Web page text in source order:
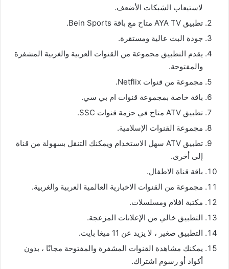
لاستيعاب الشبكات الأضعف.
تطبيق AYA TV متاح مع باقة Bein Sports.
جودة البث عالية ومستقرة.
يقدم التطبيق مجموعة من القنوات العربية والغربية المشفرة
والمفتوحة.
مجموعة من قنوات Netflix.
باقة خاصة بمجموعة قنوات ام بي سي.
تطبيق ATV متاح في حزمة قنوات SSC.
مجموعة القنوات الإسلامية.
تطبيق ATV سهل الاستخدام ويمكنك التنقل بسهولة من قناة
إلى أخرى.
باقة قناة الاطفال.
مجموعة من القنوات الاخبارية العالمية العربية والغربية.
مكتبة افلام ومسلسلات.
التطبيق خالي من الإعلانات المزعجة.
التطبيق صغير ، لا يزيد عن 11 ميغا بايت.
يمكنك مشاهدة القنوات المشفرة والمفتوحة مجانًا ، بدون
أكواد أو رسوم اشتراك.